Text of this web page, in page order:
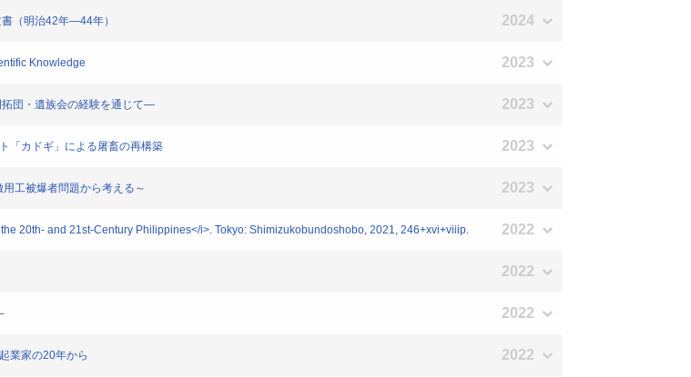
（明治42年―44年） 2024
Knowledge 2023
団・遺族会の経験を通じて― 2023
「カドギ」による屠畜の再構築 2023
工被爆者問題から考える～ 2023
20th- and 21st-Century Philippines</i>. Tokyo: Shimizukobundoshobo, 2021, 246+xvi+viiip. 2022
2022
2022
業家の20年から 2022